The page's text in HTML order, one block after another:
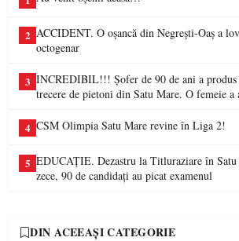
2 ACCIDENT. O oșancă din Negrești-Oaș a
octogenar
3 INCREDIBIL!!! Șofer de 90 de ani a produs
trecere de pietoni din Satu Mare. O femeie a
4 CSM Olimpia Satu Mare revine în Liga 2!
5 EDUCAȚIE. Dezastru la Titluraziare în
zece, 90 de candidați au picat examenul
DIN ACEEAȘI CATEGORIE